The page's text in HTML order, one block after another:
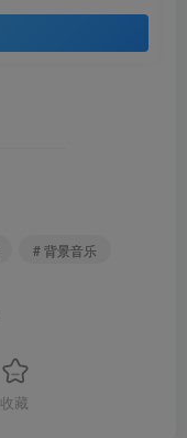
# 背景音乐
收藏